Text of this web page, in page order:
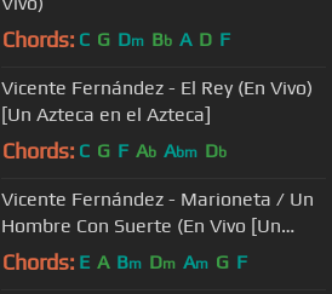
Chords: C G Dm Bb A D F
Vicente Fernández - El Rey (En Vivo)
[Un Azteca en el Azteca]
Chords: C G F Ab Abm Db
Vicente Fernández - Marioneta / Un
Hombre Con Suerte (En Vivo [Un
Azteca en el Azteca])
Chords: E A Bm Dm Am G F